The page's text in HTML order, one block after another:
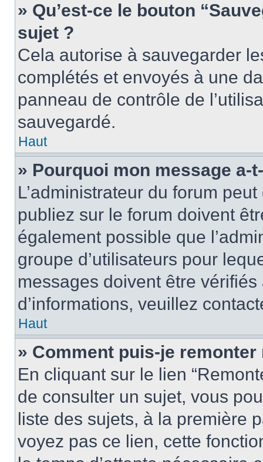
» Qu’est-ce le bouton
sujet ?
Cela autorise à sauvegarder
complétés et envoyés à une
panneau de contrôle de
sauvegardé.
Haut
» Pourquoi mon message a-
L’administrateur du forum
publiez sur le forum doivent
également possible que
groupe d’utilisateurs pour
messages doivent être
d’informations, veuillez
Haut
» Comment puis-je
En cliquant sur le lien
de consulter un sujet, vous
liste des sujets, à la première
voyez pas ce lien, cette